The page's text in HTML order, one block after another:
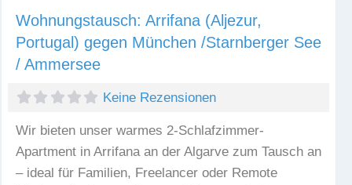
Wohnungstausch: Arrifana (Aljezur,
Portugal) gegen München /Starnberger See
/ Ammersee
Keine Rezensionen
Wir bieten unser warmes 2-Schlafzimmer-
Apartment in Arrifana an der Algarve zum Tausch an
– ideal für Familien, Freelancer oder Remote